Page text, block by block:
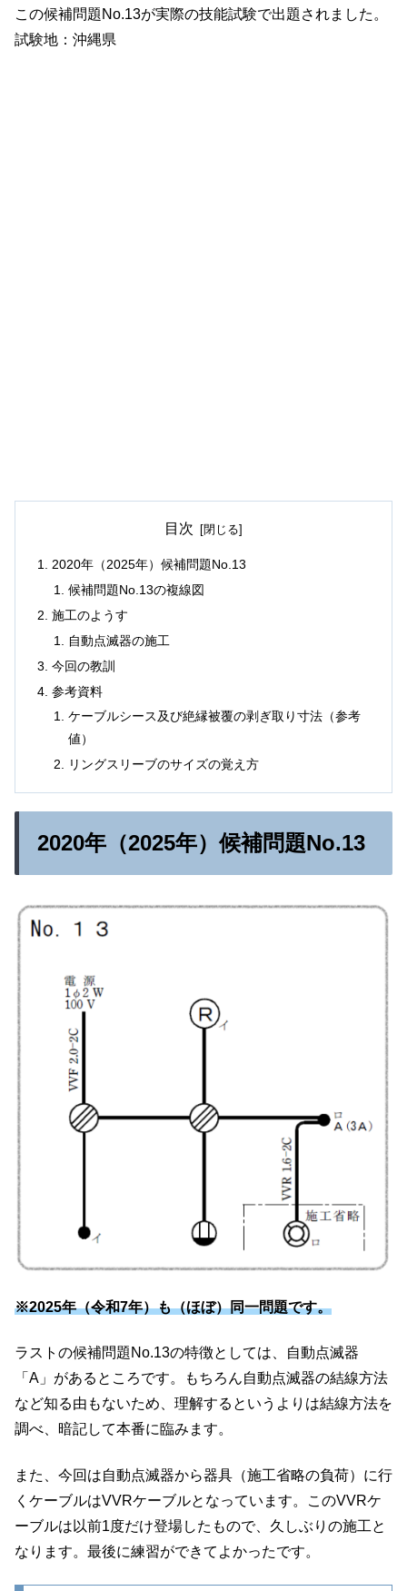
この候補問題No.13が実際の技能試験で出題されました。
試験地：沖縄県
目次
2020年（2025年）候補問題No.13
候補問題No.13の複線図
施工のようす
自動点滅器の施工
今回の教訓
参考資料
ケーブルシース及び絶縁被覆の剥ぎ取り寸法（参考
値）
リングスリーブのサイズの覚え方
2020年（2025年）候補問題No.13
※2025年（令和7年）も（ほぼ）同一問題です。
ラストの候補問題No.13の特徴としては、自動点滅器
「A」があるところです。もちろん自動点滅器の結線方法
など知る由もないため、理解するというよりは結線方法を
調べ、暗記して本番に臨みます。
また、今回は自動点滅器から器具（施工省略の負荷）に行
くケーブルはVVRケーブルとなっています。このVVRケ
ーブルは以前1度だけ登場したもので、久しぶりの施工と
なります。最後に練習ができてよかったです。